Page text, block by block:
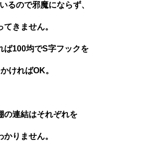
るので邪魔にならず、
きません。
ば100均でS字フックを
ければOK。
の連結はそれぞれを
りません。